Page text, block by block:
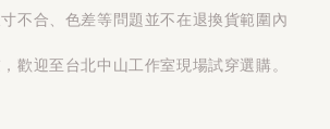
不合、色差等問題並不在退換貨範圍內
歡迎至台北中山工作室現場試穿選購。